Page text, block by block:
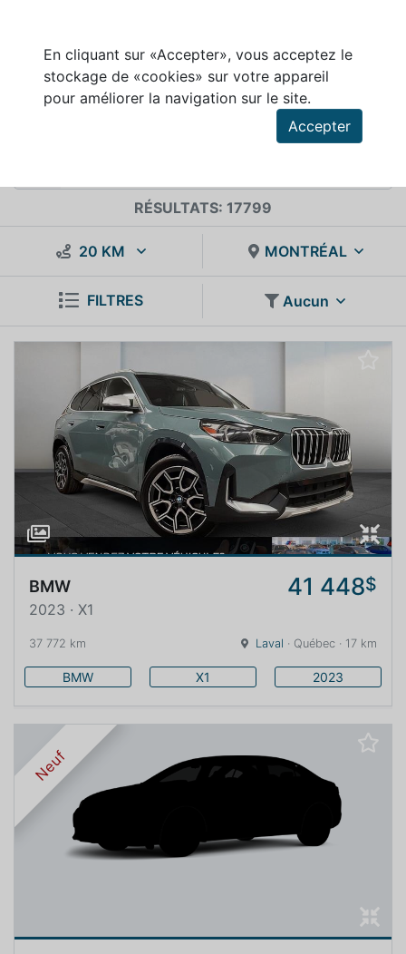
En cliquant sur «Accepter», vous acceptez le
stockage de «cookies» sur votre appareil
pour améliorer la navigation sur le site.
Accepter
INVENTAIRE DE VÉHICULES À VENDRE
RÉSULTATS: 17799
20 KM MONTRÉAL
FILTRES Aucun
BMW 41 448$
2023 · X1
37 772 km Laval · Québec · 17 km
BMW X1 2023
Neuf